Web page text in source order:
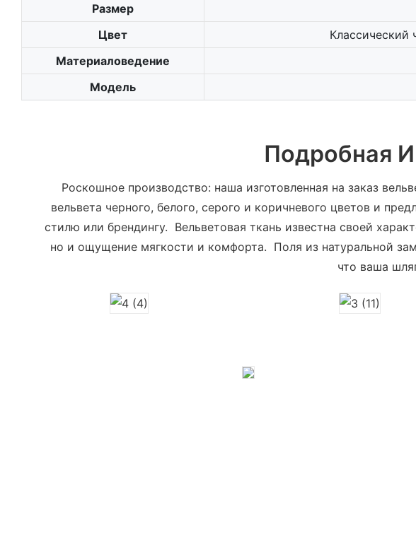
Размер
Цвет
Материаловедение
Модель
Подробная
Роскошное производство: наша изготовленная на заказ
вельвета черного, белого, серого и коричневого цветов и
стилю или брендингу. Вельветовая ткань известна своей
но и ощущение мягкости и комфорта. Поля из натуральной
что ваша